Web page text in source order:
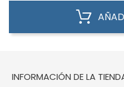
INFORMACIÓN DE LA